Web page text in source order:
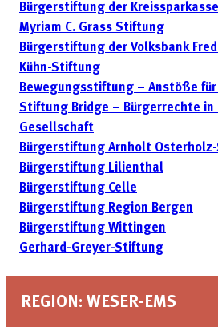
Bürgerstiftung der
Myriam C. Grass Stiftung
Bürgerstiftung der Volksbank
Kühn-Stiftung
Bewegungsstiftung – Anstöße
Stiftung Bridge – Bürgerrechte
Gesellschaft
Bürgerstiftung Arnholt Osterholz-
Bürgerstiftung Lilienthal
Bürgerstiftung Celle
Bürgerstiftung Region Bergen
Bürgerstiftung Wittingen
Gerhard-Greyer-Stiftung
REGION: WESER-EMS